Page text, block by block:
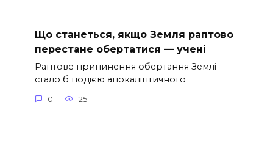
Що станеться, якщо Земля раптово
перестане обертатися — учені
Раптове припинення обертання Землі
стало б подією апокаліптичного
0 25